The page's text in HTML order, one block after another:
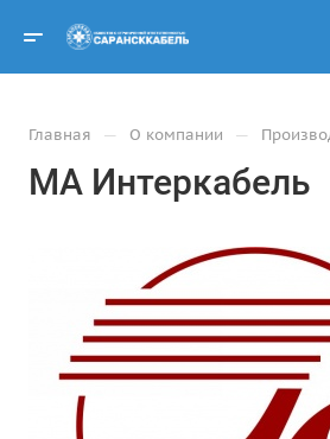
Главная — О компании —
МА Интеркабель